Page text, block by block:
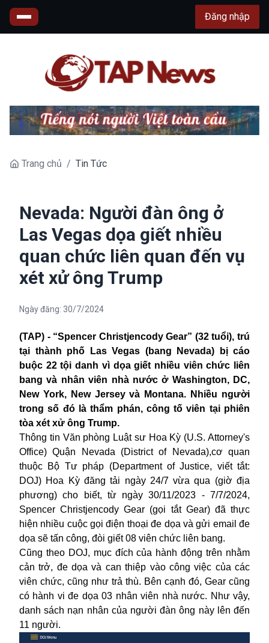
Đăng nhập
Trang chủ / Tin Tức
Nevada: Người đàn ông ở
Las Vegas dọa giết nhiều
quan chức liên quan đến vụ
xét xử ông Trump
Ngày đăng: 30/7/2024
(TAP) - “Spencer Christjencody Gear” (32 tuổi), trú
tại thành phố Las Vegas (bang Nevada) bị cáo
buộc 22 tội danh vì dọa giết nhiều viên chức liên
bang và nhân viên nhà nước ở Washington, DC,
New York, New Jersey và Montana. Nhiều người
trong số đó là thẩm phán, công tố viên tại phiên
tòa xét xử ông Trump.
Thông tin Văn phòng Luật sư Hoa Kỳ (U.S. Attorney's
Office) Quận Nevada (District of Nevada),cơ quan
thuộc Bộ Tư pháp (Department of Justice, viết tắt:
DOJ) Hoa Kỳ đăng tải ngày 24/7 vừa qua (giờ địa
phương) cho biết, từ ngày 30/11/2023 - 7/7/2024,
Spencer Christjencody Gear (gọi tắt Gear) đã thực
hiện nhiều cuộc gọi điện thoại đe dọa và gửi email đe
dọa sẽ tấn công, đòi giết 08 viên chức liên bang.
Cũng theo DOJ, mục đích của hành động trên nhằm
cản trở, đe dọa và can thiệp vào công việc của các
viên chức, cũng như trả thù. Bên cạnh đó, Gear cũng
có hành vi đe dọa 03 nhân viên nhà nước. Như vậy,
danh sách nạn nhân của người đàn ông này lên đến
11 người.